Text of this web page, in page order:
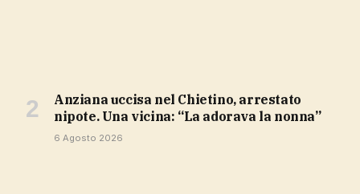
Anziana uccisa nel Chietino, arrestato
nipote. Una vicina: “La adorava la nonna”
6 Agosto 2026